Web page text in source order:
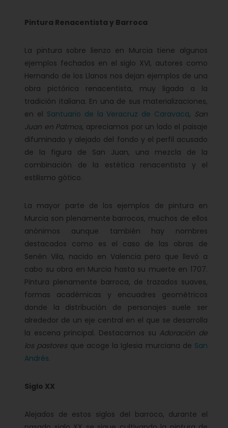
Pintura Renacentista y Barroca
La pintura sobre lienzo en Murcia tiene algunos
ejemplos fechados en el siglo XVI, autores como
Hernando de los Llanos nos dejan ejemplos de una
obra pictórica renacentista, muy ligada a la
tradición italiana. En una de sus materializaciones,
en el Santuario de la Veracruz de Caravaca, San
Juan en Patmos, apreciamos por un lado el paisaje
difuminado y alejado del fondo y el perfil acusado
de la figura de San Juan, una mezcla de la
combinación de la estética renacentista y el
estilismo gótico.
La mayor parte de los ejemplos de pintura en
Murcia son plenamente barrocos, muchos de ellos
anónimos aunque también hay nombres
destacados como es el caso de las obras de
Senén Vila, nacido en Valencia pero que llevó a
cabo su obra en Murcia hasta su muerte en 1707.
Pintura plenamente barroca, de trazados suaves,
formas académicas y encuadres geométricos
donde la distribución de personajes suele ser
alrededor de un eje central en el que se desarrolla
la escena principal. Destacamos su Adoración de
los pastoresque acoge la Iglesia murciana de San
Andrés.
Siglo XX
Alejados de estos siglos del barroco, durante el